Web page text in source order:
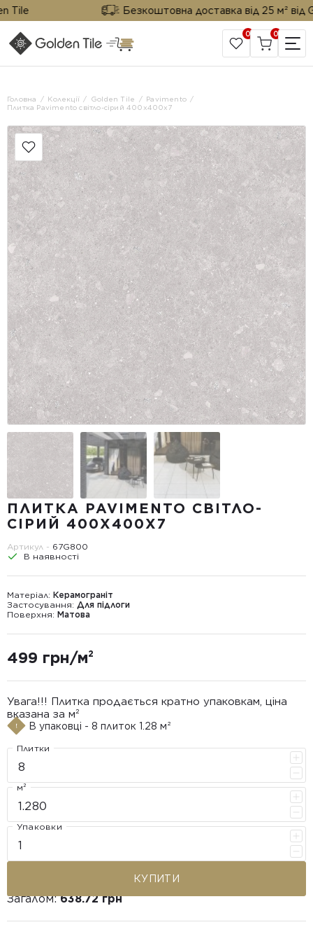
Безкоштовна доставка від 25 м² від
САЙТ КОМПАНІЇ
0 0
Головна Колекції Golden Tile
Pavimento
Плитка Pavimento світло-сірий 400х400х7
ПЛИТКА PAVIMENTO СВІТЛО-
СІРИЙ 400Х400Х7
Артикул - 67G800
В наявності
Матеріал: Керамограніт
Застосування: Для підлоги
Поверхня: Матова
499 грн/м²
Увага!!! Плитка продається кратно упаковкам, ціна
вказана за м²
В упаковці - 8 плиток 1.28 м²
Плитки
м²
Упаковки
КУПИТИ
Загалом:638.72 грн